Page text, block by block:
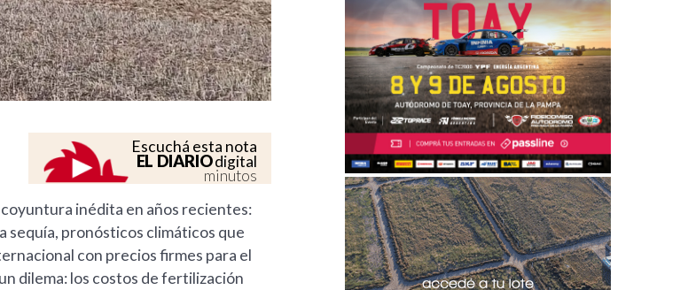
Escuchá esta nota
EL DIARIOdigital
minutos
inédita en años recientes:
sequía, pronósticos climáticos que
con precios firmes para el
dilema: los costos de fertilización